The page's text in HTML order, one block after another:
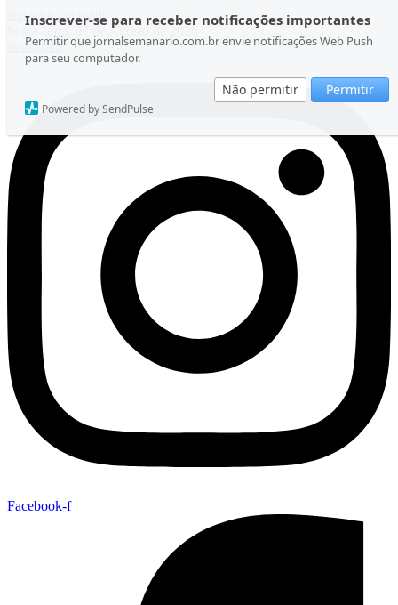
Inscrever-se para receber notificações importantes
Permitir que jornalsemanario.com.br envie notificações Web Push
para seu computador.
Não permitir Permitir
Powered by SendPulse
Ir para o conteúdo
Sexta-feira, 07 de Agosto de 2026
Instagram
Facebook-f